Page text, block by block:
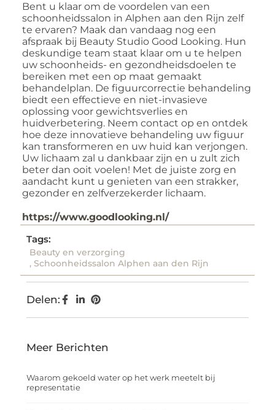
Bent u klaar om de voordelen van een
schoonheidssalon in Alphen aan den Rijn zelf
te ervaren? Maak dan vandaag nog een
afspraak bij Beauty Studio Good Looking. Hun
deskundige team staat klaar om u te helpen
uw schoonheids- en gezondheidsdoelen te
bereiken met een op maat gemaakt
behandelplan. De figuurcorrectie behandeling
biedt een effectieve en niet-invasieve
oplossing voor gewichtsverlies en
huidverbetering. Neem contact op en ontdek
hoe deze innovatieve behandeling uw figuur
kan transformeren en uw huid kan verjongen.
Uw lichaam zal u dankbaar zijn en u zult zich
beter dan ooit voelen! Met de juiste zorg en
aandacht kunt u genieten van een strakker,
gezonder en zelfverzekerder lichaam.
https://www.goodlooking.nl/
Tags:
Beauty en verzorging
, Schoonheidssalon Alphen aan den Rijn
Delen:
Meer Berichten
Waarom gekoeld water op het werk meetelt bij
representatie